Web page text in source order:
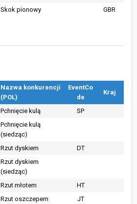
Skok pionowy GBR
Nazwa konkurencji
(POL)
EventCo
de
Kraj
Pchnięcie kulą SP
Pchnięcie kulą
(siedząc)
Rzut dyskiem DT
Rzut dyskiem
(siedząc)
Rzut młotem
HT
Rzut oszczepem JT